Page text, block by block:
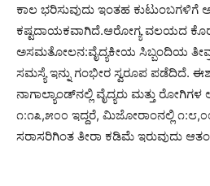
ಕಾಲ ಭರಿಸುವುದು ಇಂತಹ ಕುಟುಂಬಗಳಿಗೆ
ಕಷ್ಟದಾಯಕವಾಗಿದೆ.ಆರೋಗ್ಯ ವಲಯದ
ಅಸಮತೋಲನ:ವೈದ್ಯಕೀಯ ಸಿಬ್ಬಂದಿಯ ತೀವ್ರ
ಸಮಸ್ಯೆ ಇನ್ನು ಗಂಭೀರ ಸ್ವರೂಪ ಪಡೆದಿದೆ.
ನಾಗಾಲ್ಯಾಂಡ್‌ನಲ್ಲಿ ವೈದ್ಯರು ಮತ್ತು
೧:೧೩,೫೦೦ ಇದ್ದರೆ, ಮಿಜೋರಾಂನಲ್ಲಿ
ಸರಾಸರಿಗಿಂತ ತೀರಾ ಕಡಿಮೆ ಇರುವುದು